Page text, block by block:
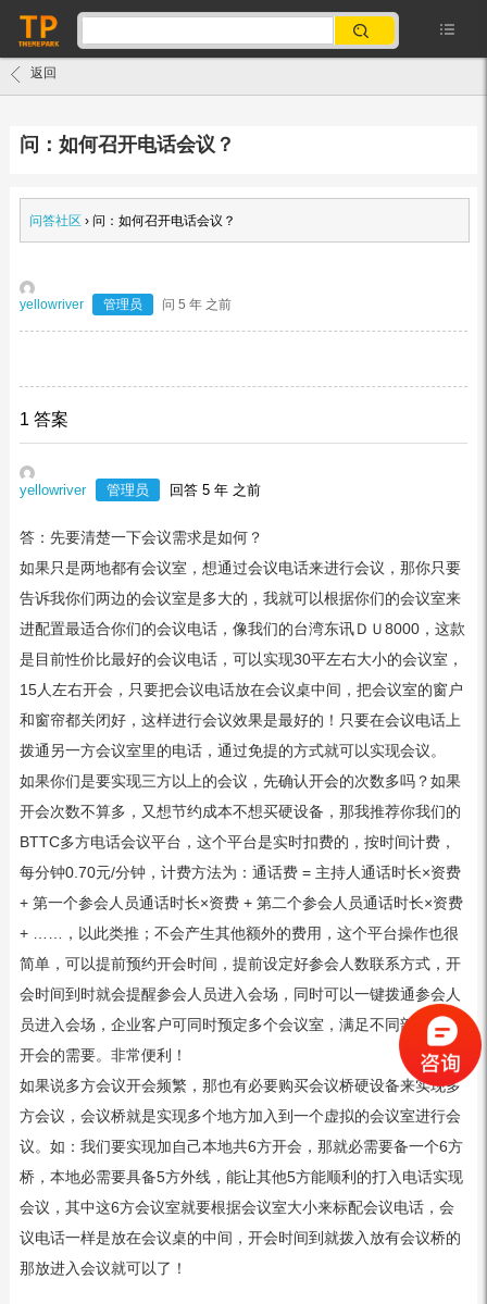
返回
问：如何召开电话会议？
问答社区 › 问：如何召开电话会议？
yellowriver 管理员 问 5 年 之前
1 答案
yellowriver 管理员 回答 5 年 之前
答：先要清楚一下会议需求是如何？
如果只是两地都有会议室，想通过会议电话来进行会议，那你只要
告诉我你们两边的会议室是多大的，我就可以根据你们的会议室来
进配置最适合你们的会议电话，像我们的台湾东讯ＤＵ8000，这款
是目前性价比最好的会议电话，可以实现30平左右大小的会议室，
15人左右开会，只要把会议电话放在会议桌中间，把会议室的窗户
和窗帘都关闭好，这样进行会议效果是最好的！只要在会议电话上
拨通另一方会议室里的电话，通过免提的方式就可以实现会议。
如果你们是要实现三方以上的会议，先确认开会的次数多吗？如果
开会次数不算多，又想节约成本不想买硬设备，那我推荐你我们的
BTTC多方电话会议平台，这个平台是实时扣费的，按时间计费，
每分钟0.70元/分钟，计费方法为：通话费 = 主持人通话时长×资费
+ 第一个参会人员通话时长×资费 + 第二个参会人员通话时长×资费
+ ……，以此类推；不会产生其他额外的费用，这个平台操作也很
简单，可以提前预约开会时间，提前设定好参会人数联系方式，开
会时间到时就会提醒参会人员进入会场，同时可以一键拨通参会人
员进入会场，企业客户可同时预定多个会议室，满足不同部门同时
开会的需要。非常便利！
如果说多方会议开会频繁，那也有必要购买会议桥硬设备来实现多
方会议，会议桥就是实现多个地方加入到一个虚拟的会议室进行会
议。如：我们要实现加自己本地共6方开会，那就必需要备一个6方
桥，本地必需要具备5方外线，能让其他5方能顺利的打入电话实现
会议，其中这6方会议室就要根据会议室大小来标配会议电话，会
议电话一样是放在会议桌的中间，开会时间到就拨入放有会议桥的
那放进入会议就可以了！